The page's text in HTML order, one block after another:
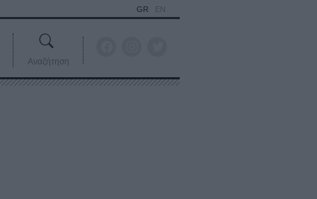
GR EN
Αναζήτηση